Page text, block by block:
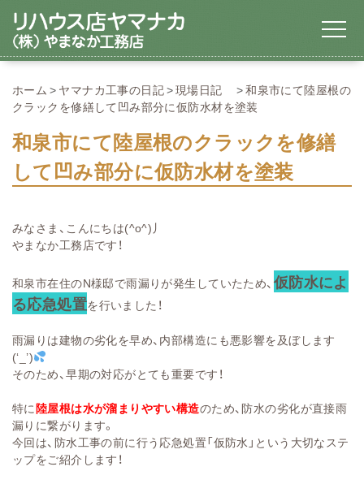
ホーム ヤマナカ工事の日記 現場日記
和泉市にて陸屋根の
クラックを修繕して凹み部分に仮防水材を塗装
和泉市にて陸屋根のクラックを修繕
して凹み部分に仮防水材を塗装
みなさま、こんにちは(^o^)丿
やまなか工務店です！
和泉市在住のN様邸で雨漏りが発生していたため、 仮防水によ
る応急処置を行いました！
雨漏りは建物の劣化を早め、内部構造にも悪影響を及ぼします
(‘_’)
そのため、早期の対応がとても重要です！
特に陸屋根は水が溜まりやすい構造のため、防水の劣化が直接雨
漏りに繋がります。
今回は、防水工事の前に行う応急処置「仮防水」という大切なステ
ップをご紹介します！